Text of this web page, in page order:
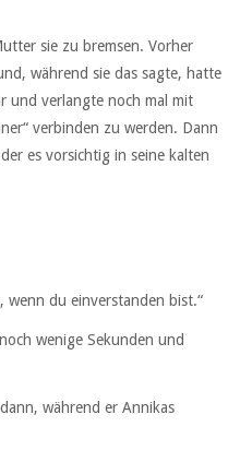
sie zu bremsen. Vorher
während sie das sagte, hatte
und verlangte noch mal mit
verbinden zu werden. Dann
es vorsichtig in seine kalten
wenn du einverstanden bist.“
wenige Sekunden und
während er Annikas